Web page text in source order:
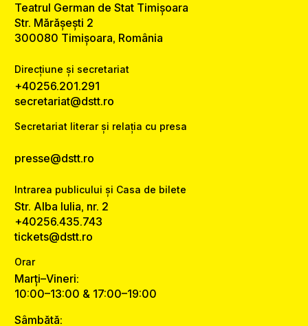
Teatrul German de Stat Timișoara
Str. Mărășești 2
300080 Timișoara, România
Direcțiune și secretariat
+40256.201.291
secretariat@dstt.ro
Secretariat literar și relația cu presa
presse@dstt.ro
Intrarea publicului și Casa de bilete
Str. Alba Iulia, nr. 2
+40256.435.743
tickets@dstt.ro
Orar
Marți–Vineri:
10:00–13:00 & 17:00–19:00
Sâmbătă: